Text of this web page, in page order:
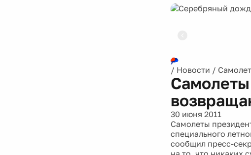
/ Новости /
30 июня 2011
Самолеты
специального
сообщил пресс-